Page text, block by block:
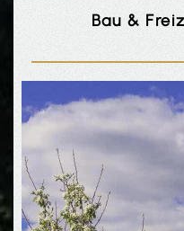
Bau &